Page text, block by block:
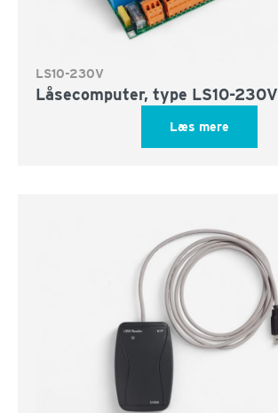
LS10-230V
Låsecomputer, type LS10-230V
Læs mere